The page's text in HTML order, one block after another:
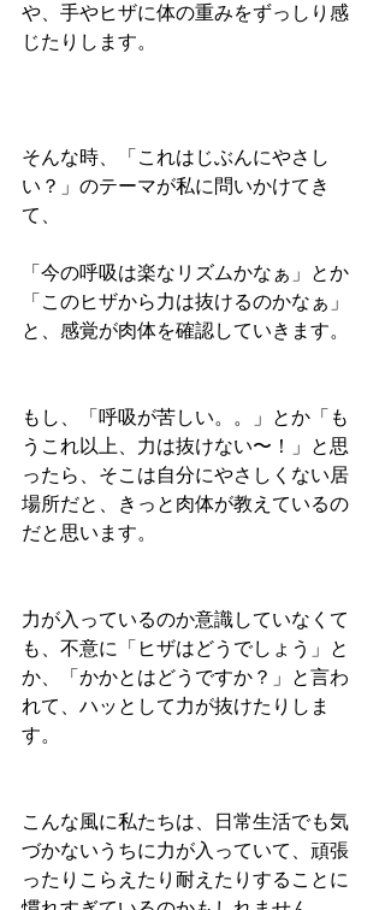
や、手やヒザに体の重みをずっしり感
じたりします。
そんな時、「これはじぶんにやさし
い？」のテーマが私に問いかけてき
て、
「今の呼吸は楽なリズムかなぁ」とか
「このヒザから力は抜けるのかなぁ」
と、感覚が肉体を確認していきます。
もし、「呼吸が苦しい。。」とか「も
うこれ以上、力は抜けない〜！」と思
ったら、そこは自分にやさしくない居
場所だと、きっと肉体が教えているの
だと思います。
力が入っているのか意識していなくて
も、不意に「ヒザはどうでしょう」と
か、「かかとはどうですか？」と言わ
れて、ハッとして力が抜けたりしま
す。
こんな風に私たちは、日常生活でも気
づかないうちに力が入っていて、頑張
ったりこらえたり耐えたりすることに